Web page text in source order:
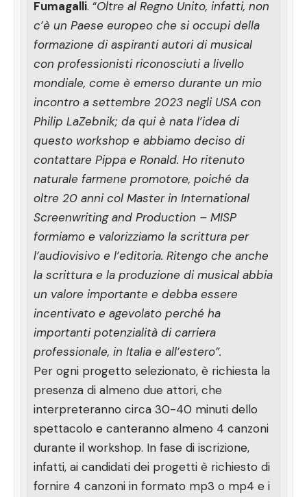
Fumagalli. “Oltre al Regno Unito, infatti, non
c’è un Paese europeo che si occupi della
formazione di aspiranti autori di musical
con professionisti riconosciuti a livello
mondiale, come è emerso durante un mio
incontro a settembre 2023 negli USA con
Philip LaZebnik; da qui è nata l’idea di
questo workshop e abbiamo deciso di
contattare Pippa e Ronald. Ho ritenuto
naturale farmene promotore, poiché da
oltre 20 anni col Master in International
Screenwriting and Production – MISP
formiamo e valorizziamo la scrittura per
l’audiovisivo e l’editoria. Ritengo che anche
la scrittura e la produzione di musical abbia
un valore importante e debba essere
incentivato e agevolato perché ha
importanti potenzialità di carriera
professionale, in Italia e all’estero”.
Per ogni progetto selezionato, è richiesta la
presenza di almeno due attori, che
interpreteranno circa 30-40 minuti dello
spettacolo e canteranno almeno 4 canzoni
durante il workshop. In fase di iscrizione,
infatti, ai candidati dei progetti è richiesto di
fornire 4 canzoni in formato mp3 o mp4 e i